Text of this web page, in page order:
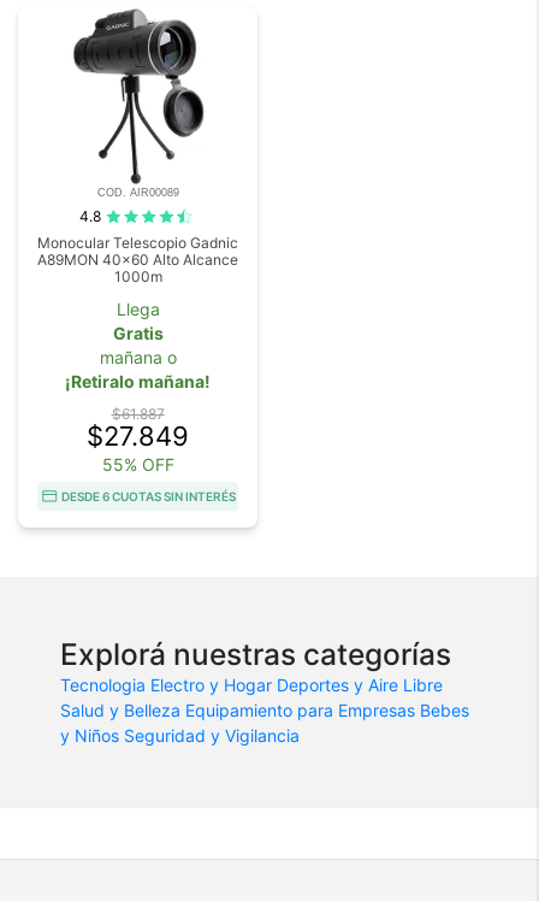
COD. AIR00089
4.8
Monocular Telescopio Gadnic
A89MON 40x60 Alto Alcance
1000m
Llega
Gratis
mañana o
¡Retiralo mañana!
$61.887
$27.849
55% OFF
DESDE 6 CUOTAS SIN INTERÉS
Explorá nuestras categorías
Tecnologia Electro y Hogar Deportes y Aire Libre
Salud y Belleza Equipamiento para Empresas Bebes
y Niños Seguridad y Vigilancia